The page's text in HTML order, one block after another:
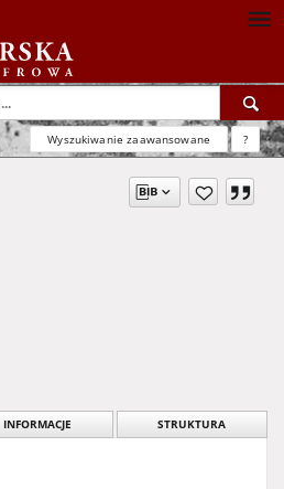
Wyszukiwanie zaawansowane ?
INFORMACJE STRUKTURA